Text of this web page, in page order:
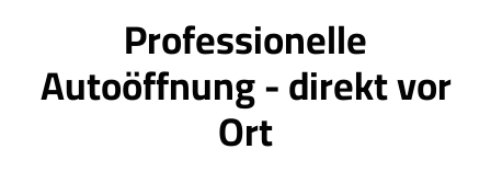
Professionelle
Autoöffnung - direkt vor
Ort